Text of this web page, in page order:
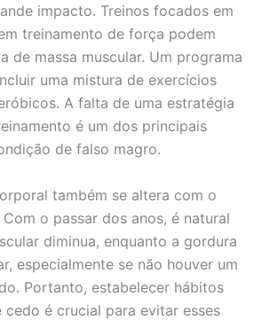
impacto. Treinos focados em
treinamento de força podem
de massa muscular. Um programa
uma mistura de exercícios
A falta de uma estratégia
é um dos principais
de falso magro.
também se altera com o
o passar dos anos, é natural
diminua, enquanto a gordura
especialmente se não houver um
Portanto, estabelecer hábitos
cedo é crucial para evitar esses